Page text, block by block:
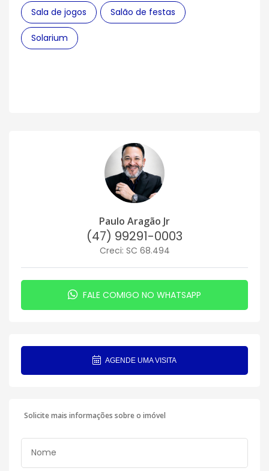
Sala de jogos Salão de festas
Solarium
Paulo Aragão Jr
(47) 99291-0003
Creci: SC 68.494
FALE COMIGO NO WHATSAPP
AGENDE UMA VISITA
Solicite mais informações sobre o imóvel